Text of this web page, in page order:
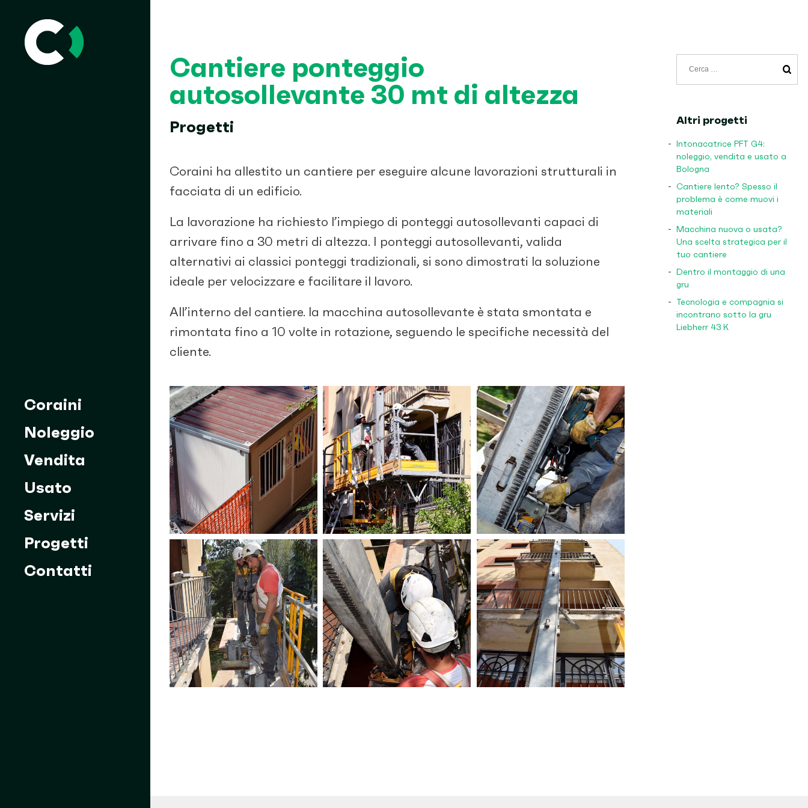
Coraini
Noleggio
Vendita
Usato
Servizi
Progetti
Contatti
Cantiere ponteggio
autosollevante 30 mt di altezza
Progetti
Coraini ha allestito un cantiere per eseguire alcune lavorazioni strutturali in
facciata di un edificio.
La lavorazione ha richiesto l’impiego di ponteggi autosollevanti capaci di
arrivare fino a 30 metri di altezza. I ponteggi autosollevanti, valida
alternativi ai classici ponteggi tradizionali, si sono dimostrati la soluzione
ideale per velocizzare e facilitare il lavoro.
All’interno del cantiere. la macchina autosollevante è stata smontata e
rimontata fino a 10 volte in rotazione, seguendo le specifiche necessità del
cliente.
Ricerca
per:
Altri progetti
Intonacatrice PFT G4:
noleggio, vendita e usato a
Bologna
Cantiere lento? Spesso il
problema è come muovi i
materiali
Macchina nuova o usata?
Una scelta strategica per il
tuo cantiere
Dentro il montaggio di una
gru
Tecnologia e compagnia si
incontrano sotto la gru
Liebherr 43 K